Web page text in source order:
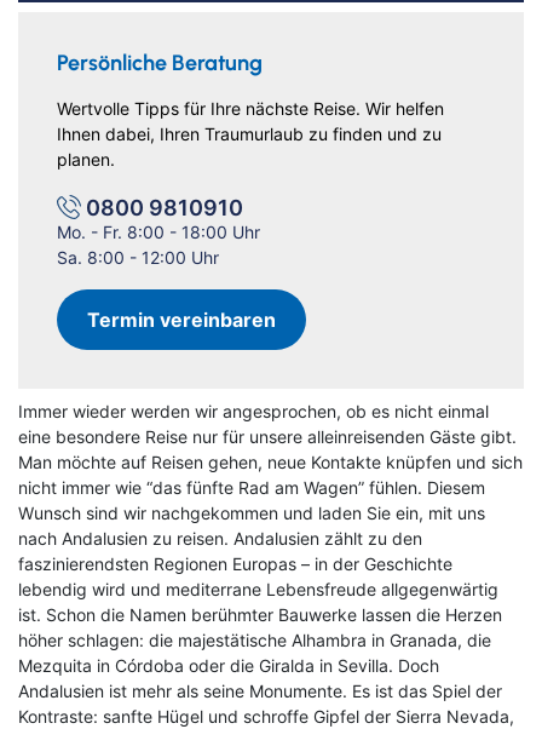
Immer wieder werden wir angesprochen, ob es nicht einmal
eine besondere Reise nur für unsere alleinreisenden Gäste gibt.
Man möchte auf Reisen gehen, neue Kontakte knüpfen und sich
nicht immer wie “das fünfte Rad am Wagen” fühlen. Diesem
Wunsch sind wir nachgekommen und laden Sie ein, mit uns
nach Andalusien zu reisen. Andalusien zählt zu den
faszinierendsten Regionen Europas – in der Geschichte
lebendig wird und mediterrane Lebensfreude allgegenwärtig
ist. Schon die Namen berühmter Bauwerke lassen die Herzen
höher schlagen: die majestätische Alhambra in Granada, die
Mezquita in Córdoba oder die Giralda in Sevilla. Doch
Andalusien ist mehr als seine Monumente. Es ist das Spiel der
Kontraste: sanfte Hügel und schroffe Gipfel der Sierra Nevada,
Persönliche Beratung
Wertvolle Tipps für Ihre nächste Reise. Wir helfen
Ihnen dabei, Ihren Traumurlaub zu finden und zu
planen.
0800 9810910
Mo. - Fr. 8:00 - 18:00 Uhr
Sa. 8:00 - 12:00 Uhr
Termin vereinbaren